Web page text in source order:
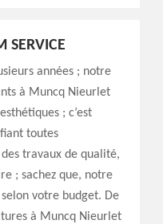
SERVICE
années ; notre
à Muncq Nieurlet
; c’est
toutes
travaux de qualité,
; sachez que, notre
votre budget. De
à Muncq Nieurlet